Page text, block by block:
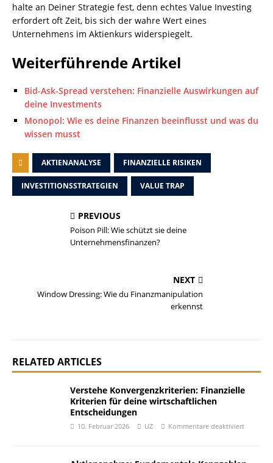
halte an Deiner Strategie fest, denn echtes Value Investing
erfordert oft Zeit, bis sich der wahre Wert eines
Unternehmens im Aktienkurs widerspiegelt.
Weiterführende Artikel
Bid-Ask-Spread verstehen: Finanzielle Auswirkungen auf
deine Investments
Monopol: Wie es deine Finanzen beeinflusst und was du
wissen musst
AKTIENANALYSE FINANZIELLE RISIKEN
INVESTITIONSSTRATEGIEN VALUE TRAP
PREVIOUS
Poison Pill: Wie schützt sie deine
Unternehmensfinanzen?
NEXT
Window Dressing: Wie du Finanzmanipulation
erkennst
RELATED ARTICLES
Verstehe Konvergenzkriterien: Finanzielle
Kriterien für deine wirtschaftlichen
Entscheidungen
10. Februar 2026 UZ Kommentare deaktiviert